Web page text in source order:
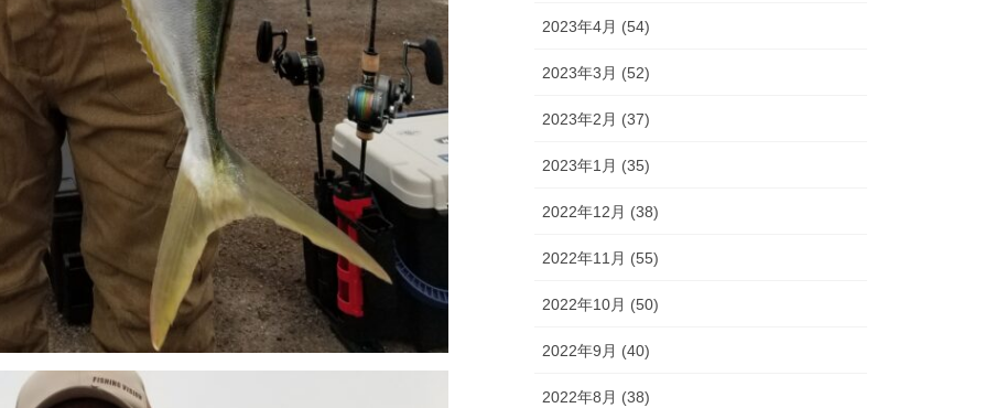
2023年4月 (54)
2023年3月 (52)
2023年2月 (37)
2023年1月 (35)
2022年12月 (38)
2022年11月 (55)
2022年10月 (50)
2022年9月 (40)
2022年8月 (38)